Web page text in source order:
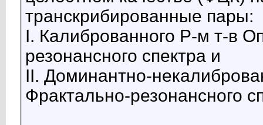
транскрибированные пары:
I. Калиброванного Р-м т-в
резонансного спектра и
II. Доминантно-
Фрактально-резонансного